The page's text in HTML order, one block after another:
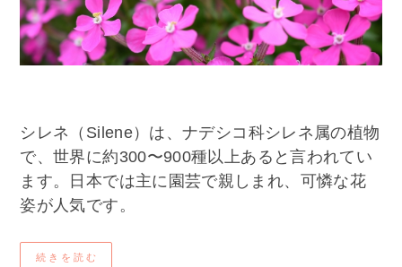
シレネ（Silene）は、ナデシコ科シレネ属の植物
で、世界に約300〜900種以上あると言われてい
ます。日本では主に園芸で親しまれ、可憐な花
姿が人気です。
続きを読む